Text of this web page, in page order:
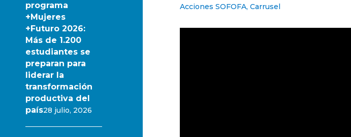
programa
+Mujeres
+Futuro 2026:
Más de 1.200
estudiantes se
preparan para
liderar la
transformación
productiva del
país28 julio, 2026
Acciones SOFOFA,Carrusel